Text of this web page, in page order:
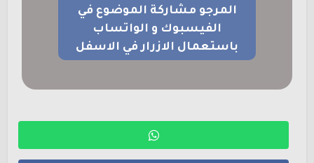
المرجو مشاركة الموضوع في
الفيسبوك و الواتساب
باستعمال الازرار في الاسفل